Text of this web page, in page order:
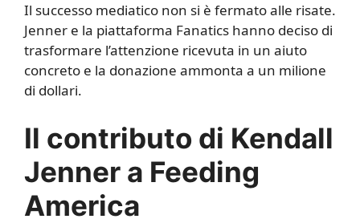
Il successo mediatico non si è fermato alle risate.
Jenner e la piattaforma Fanatics hanno deciso di
trasformare l’attenzione ricevuta in un aiuto
concreto e la donazione ammonta a un milione
di dollari.
Il contributo di Kendall
Jenner a Feeding
America